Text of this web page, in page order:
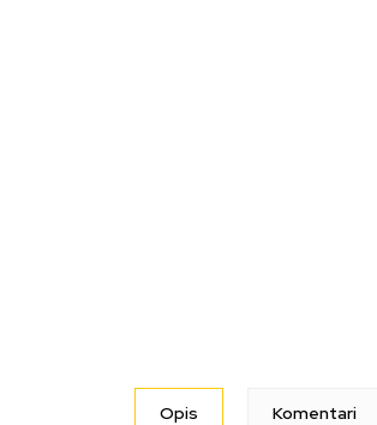
Opis Komentari